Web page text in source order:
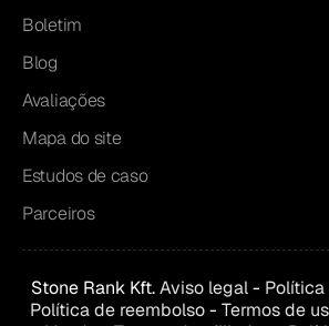
Boletim
Blog
Avaliações
Mapa do site
Estudos de caso
Parceiros
Stone Rank Kft.Aviso legal-
Política de reembolso- Termos de